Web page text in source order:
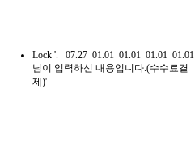
01.01
01.01
01.01
01.01
07.27
Lock '.
님이 입력하신 내용입니다.(수수료결
제)'